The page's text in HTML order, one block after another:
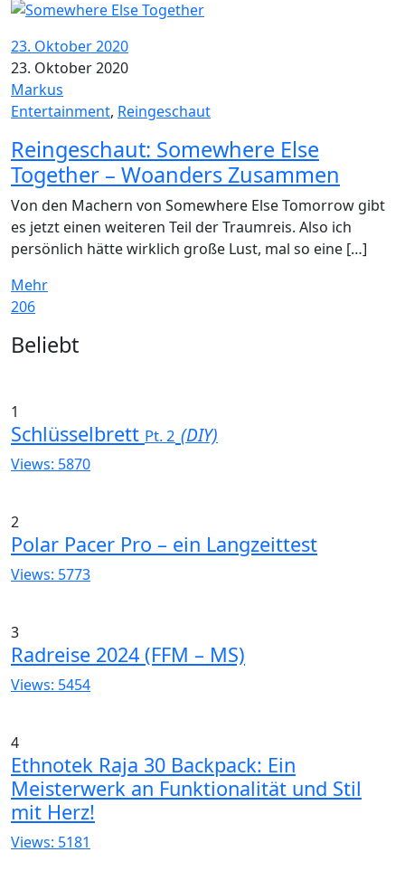
23. Oktober 2020
23. Oktober 2020
Markus
Entertainment, Reingeschaut
Reingeschaut: Somewhere Else
Together – Woanders Zusammen
Von den Machern von Somewhere Else Tomorrow gibt
es jetzt einen weiteren Teil der Traumreis. Also ich
persönlich hätte wirklich große Lust, mal so eine […]
Mehr
206
Widgets
Beliebt
1
Schlüsselbrett Pt. 2 (DIY)
Views: 5870
2
Polar Pacer Pro – ein Langzeittest
Views: 5773
3
Radreise 2024 (FFM – MS)
Views: 5454
4
Ethnotek Raja 30 Backpack: Ein
Meisterwerk an Funktionalität und Stil
mit Herz!
Views: 5181